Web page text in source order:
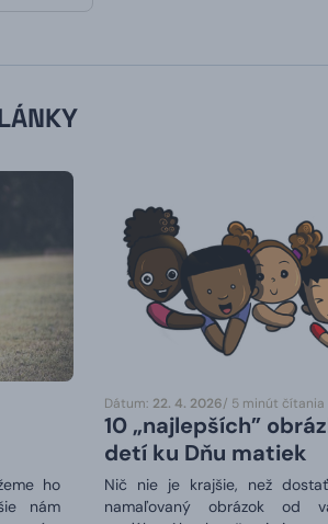
ho
nám
Dátum: 22. 4. 2026/ 5 minút čítania
10 „najlepších”
detí ku Dňu matiek
Nič nie je krajšie, než
namaľovaný obrázok od